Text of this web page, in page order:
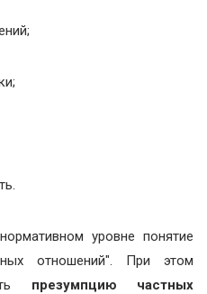
уровне понятие
отношений". При этом
презумпцию частных